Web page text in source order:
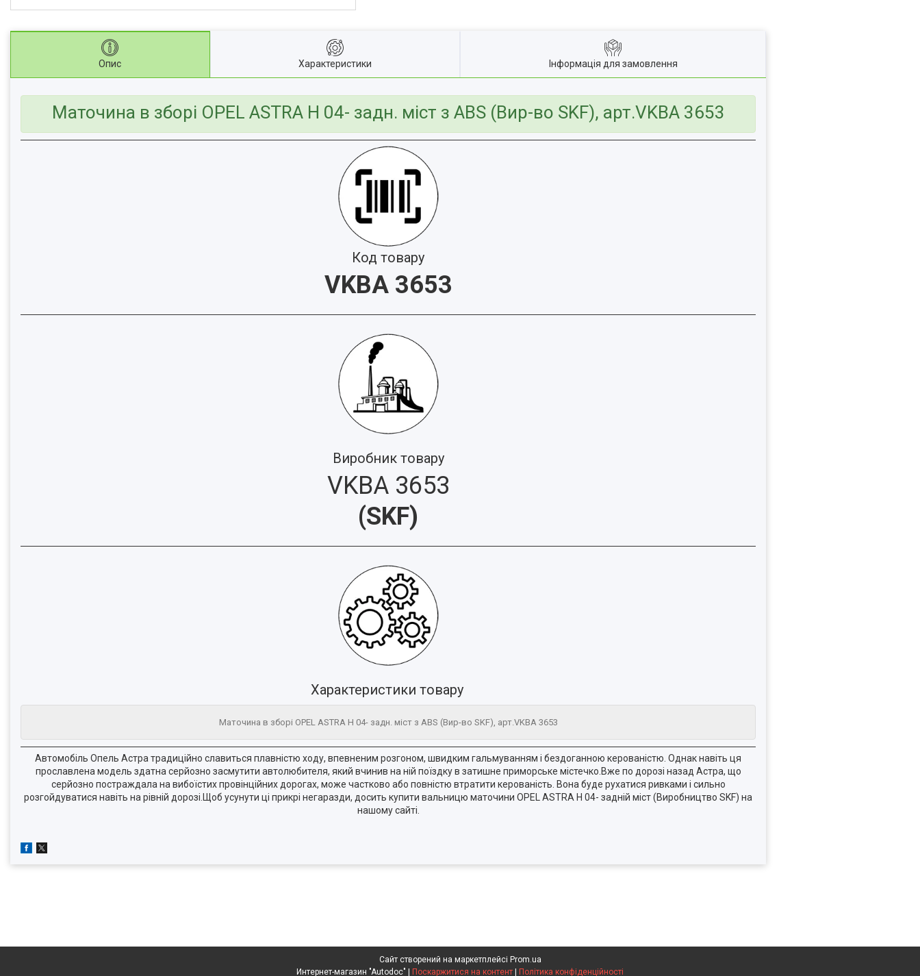
Опис Характеристики Інформація для замовлення
Маточина в зборі OPEL ASTRA H 04- задн. міст з ABS (Вир-во SKF), арт.VKBA 3653
Код товару
VKBA 3653
Виробник товару
VKBA 3653
(SKF)
Характеристики товару
Маточина в зборі OPEL ASTRA H 04- задн. міст з ABS (Вир-во SKF), арт.VKBA 3653
Автомобіль Опель Астра традиційно славиться плавністю ходу, впевненим розгоном, швидким гальмуванням і бездоганною керованістю. Однак навіть ця
прославлена модель здатна серйозно засмутити автолюбителя, який вчинив на ній поїздку в затишне приморське містечко.Вже по дорозі назад Астра, що
серйозно постраждала на вибоїстих провінційних дорогах, може частково або повністю втратити керованість. Вона буде рухатися ривками і сильно
розгойдуватися навіть на рівній дорозі.Щоб усунути ці прикрі негаразди, досить купити вальницю маточини OPEL ASTRA H 04- задній міст (Виробництво SKF) на
нашому сайті.
Сайт створений на маркетплейсі Prom.ua
Поскаржитися на контент Політика конфіденційності